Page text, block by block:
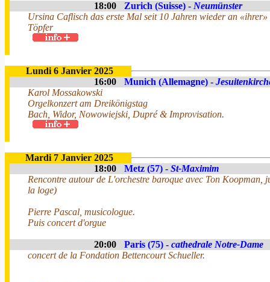
18:00 Zurich (Suisse) - Neumünster
Ursina Caflisch das erste Mal seit 10 Jahren wieder an
Töpfer
Lundi 6 Janvier 2025
16:00
Munich (Allemagne) -
Karol Mossakowski
Orgelkonzert am Dreikönigstag
Bach, Widor, Nowowiejski, Dupré & Improvisation.
Mardi 7 Janvier 2025
18:00
Metz (57) - St-Maximim
Rencontre autour de L'orchestre baroque avec Ton
la loge)
Pierre Pascal, musicologue.
Puis concert d'orgue
20:00 Paris (75) - cathedrale Notre-Dame
concert de la Fondation Bettencourt Schueller.